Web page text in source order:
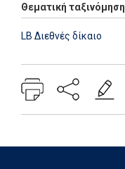
Θεματική ταξινόμηση
LB Διεθνές δίκαιο